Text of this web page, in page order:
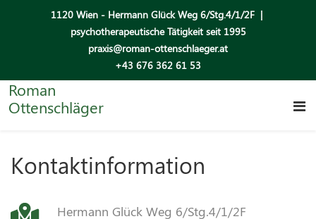
1120 Wien - Hermann Glück Weg 6/Stg.4/1/2F |
psychotherapeutische Tätigkeit seit 1995
praxis@roman-ottenschlaeger.at
+43 676 362 61 53
Roman
Ottenschläger
Kontaktinformation
Hermann Glück Weg 6/Stg.4/1/2F